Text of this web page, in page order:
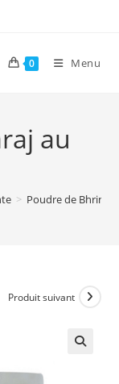
0 Menu
au
> Poudre de
Produit suivant